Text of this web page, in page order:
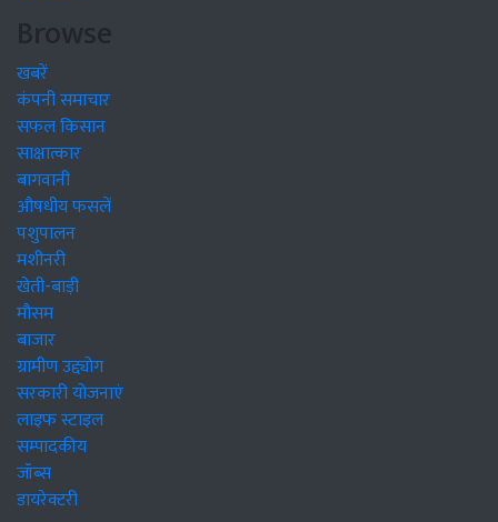
Browse
खबरें
कंपनी समाचार
सफल किसान
साक्षात्कार
बागवानी
औषधीय फसलें
पशुपालन
मशीनरी
खेती-बाड़ी
मौसम
बाजार
ग्रामीण उद्द्योग
सरकारी योजनाएं
लाइफ स्टाइल
सम्पादकीय
जॉब्स
डायरेक्टरी